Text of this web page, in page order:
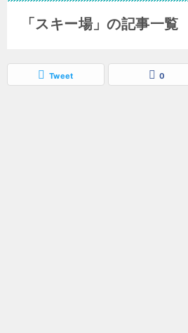
「スキー場」の記事一覧
Tweet 0